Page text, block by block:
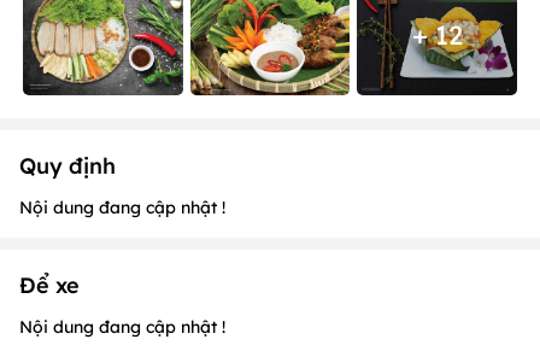
+ 12
Quy định
Nội dung đang cập nhật !
Để xe
Nội dung đang cập nhật !